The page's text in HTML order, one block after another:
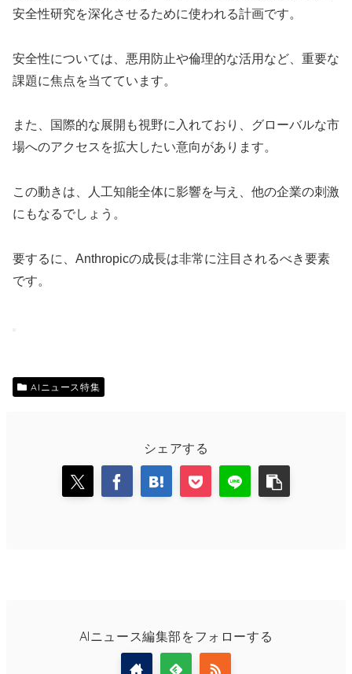
安全性研究を深化させるために使われる計画です。
安全性については、悪用防止や倫理的な活用など、重要な
課題に焦点を当てています。
また、国際的な展開も視野に入れており、グローバルな市
場へのアクセスを拡大したい意向があります。
この動きは、人工知能全体に影響を与え、他の企業の刺激
にもなるでしょう。
要するに、Anthropicの成長は非常に注目されるべき要素
です。
AIニュース特集
シェアする
AIニュース編集部をフォローする